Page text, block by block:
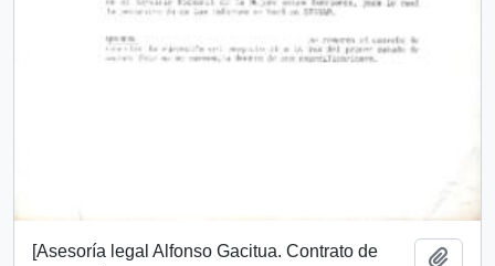
[Asesoría legal Alfonso Gacitua. Contrato de